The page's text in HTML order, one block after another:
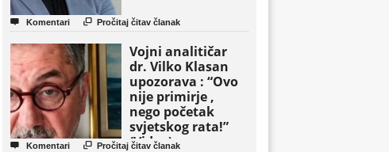
 Komentari  Pročitaj čitav članak
Vojni analitičar
dr. Vilko Klasan
upozorava : “Ovo
nije primirje ,
nego početak
svjetskog rata!”
(Video)
 Komentari  Pročitaj čitav članak